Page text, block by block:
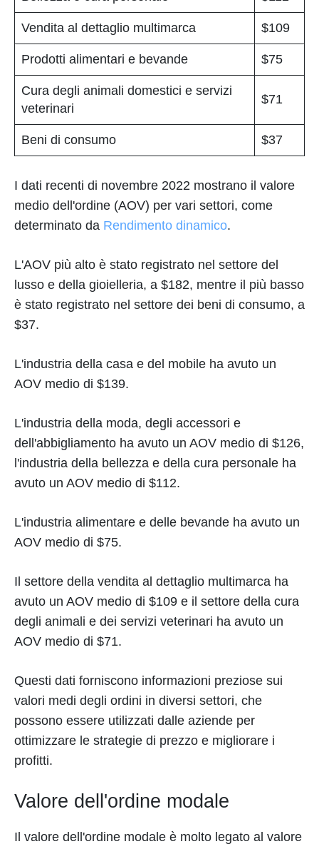
Vendita al dettaglio multimarca $109
Prodotti alimentari e bevande $75
Cura degli animali domestici e servizi
veterinari
$71
Beni di consumo $37
I dati recenti di novembre 2022 mostrano il valore
medio dell'ordine (AOV) per vari settori, come
determinato da Rendimento dinamico.
L'AOV più alto è stato registrato nel settore del
lusso e della gioielleria, a $182, mentre il più basso
è stato registrato nel settore dei beni di consumo, a
$37.
L'industria della casa e del mobile ha avuto un
AOV medio di $139.
L'industria della moda, degli accessori e
dell'abbigliamento ha avuto un AOV medio di $126,
l'industria della bellezza e della cura personale ha
avuto un AOV medio di $112.
L'industria alimentare e delle bevande ha avuto un
AOV medio di $75.
Il settore della vendita al dettaglio multimarca ha
avuto un AOV medio di $109 e il settore della cura
degli animali e dei servizi veterinari ha avuto un
AOV medio di $71.
Questi dati forniscono informazioni preziose sui
valori medi degli ordini in diversi settori, che
possono essere utilizzati dalle aziende per
ottimizzare le strategie di prezzo e migliorare i
profitti.
Valore dell'ordine modale
Il valore dell'ordine modale è molto legato al valore